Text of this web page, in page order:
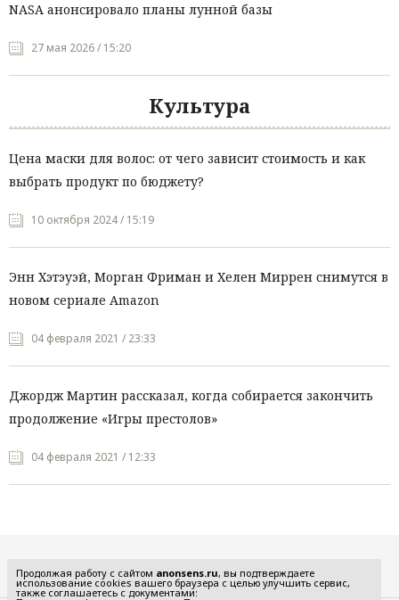
NASA анонсировало планы лунной базы
27 мая 2026 / 15:20
Культура
Цена маски для волос: от чего зависит стоимость и как
выбрать продукт по бюджету?
10 октября 2024 / 15:19
Энн Хэтэуэй, Морган Фриман и Хелен Миррен снимутся в
новом сериале Amazon
04 февраля 2021 / 23:33
Джордж Мартин рассказал, когда собирается закончить
продолжение «Игры престолов»
04 февраля 2021 / 12:33
Продолжая работу с сайтом anonsens.ru, вы подтверждаете
использование cookies вашего браузера с целью улучшить сервис,
также соглашаетесь с документами: